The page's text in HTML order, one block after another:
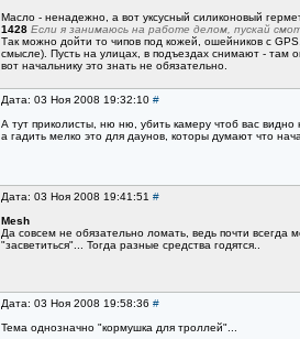
Масло - ненадежно, а вот уксусный силиконовый
1428 Если я занимаюсь на работе делом, пускай
Так можно дойти то чипов под кожей, ошейников с
смысле). Пусть на улицах, в подъездах снимают - там
вот начальнику это знать не обязательно.
Дата: 03 Ноя 2008 19:32:10 #
А тут приколисты, ню ню, убить камеру чтоб вас
а гадить мелко это для даунов, которы думают что
Дата: 03 Ноя 2008 19:41:51 #
Mesh
Да совсем не обязательно ломать, ведь почти
"засветиться"... Тогда разные средства годятся..
Дата: 03 Ноя 2008 19:58:36 #
Тема однозначно "кормушка для троллей"...